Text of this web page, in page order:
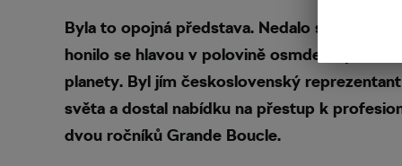
Byla to opojná představa. Nedalo se jí
honilo se hlavou v polovině osmdesátých let
planety. Byl jím československý
světa a dostal nabídku na přestup k
dvou ročníků Grande Boucle.